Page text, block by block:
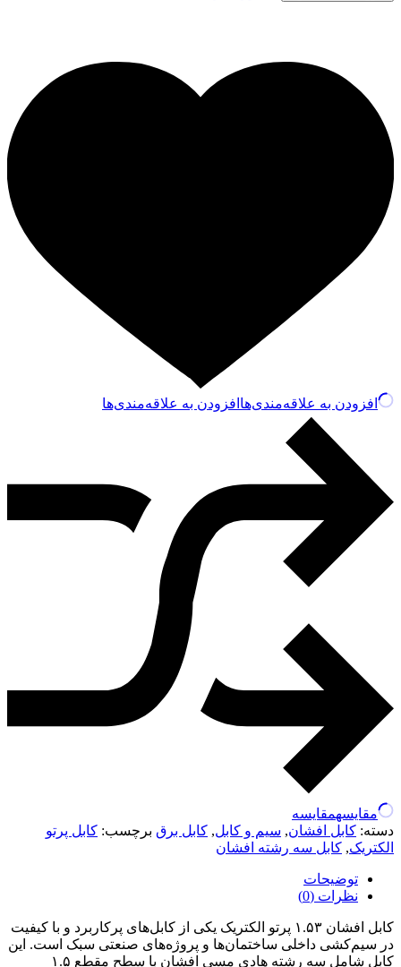
افزودن به علاقه‌مندی‌ها افزودن به علاقه‌مندی‌ها
مقایسهمقایسه
دسته: کابل افشان, سیم و کابل, کابل برق برچسب: کابل پرتو
الکتریک, کابل سه رشته افشان
توضیحات
نظرات (0)
کابل افشان ۱.۵۳ پرتو الکتریک یکی از کابل‌های پرکاربرد و با کیفیت
در سیم‌کشی داخلی ساختمان‌ها و پروژه‌های صنعتی سبک است. این
کابل شامل سه رشته هادی مسی افشان با سطح مقطع ۱.۵